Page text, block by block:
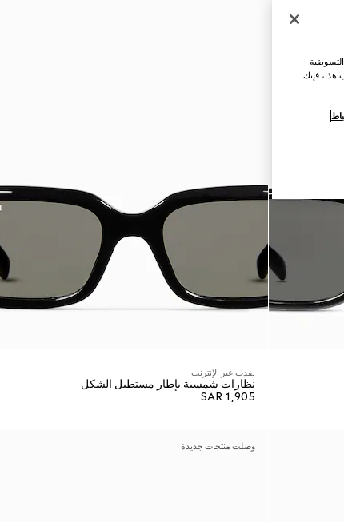
نفدت عبر الإنترنت
نظارات شمسية بإطار مستطيل الشكل
SAR 1,905
وصلت منتجات جديدة
هذا، فإنك